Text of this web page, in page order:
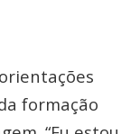
formação